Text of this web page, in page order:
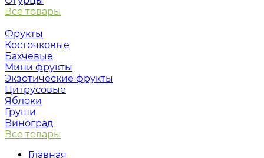
Все товары
Фрукты
Косточковые
Бахчевые
Мини фрукты
Экзотические фрукты
Цитрусовые
Яблоки
Груши
Виноград
Все товары
Главная